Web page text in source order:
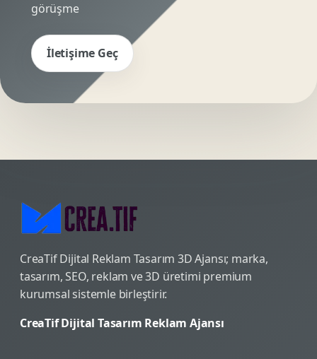
görüşme
İletişime Geç
CreaTif Dijital Reklam Tasarım 3D Ajansı; marka,
tasarım, SEO, reklam ve 3D üretimi premium
kurumsal sistemle birleştirir.
CreaTif Dijital Tasarım Reklam Ajansı